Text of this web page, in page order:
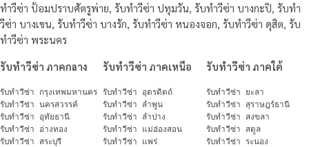
ทำวีซ่า ป้อมปราบศัตรูพ่าย, รับทำวีซ่า ปทุมวัน, รับทำวีซ่า บางกะปิ, รับทำ
วีซ่า บางเขน, รับทำวีซ่า บางรัก, รับทำวีซ่า หนองจอก, รับทำวีซ่า ดุสิต, รับ
ทำวีซ่า พระนคร
รับทำวีซ่า ภาคกลาง
รับทำวีซ่า กรุงเทพมหานคร
รับทำวีซ่า นครสวรรค์
รับทำวีซ่า อุทัยธานี
รับทำวีซ่า อ่างทอง
รับทำวีซ่า สระบุรี
รับทำวีซ่า ภาคเหนือ
รับทำวีซ่า อุตรดิตถ์
รับทำวีซ่า ลำพูน
รับทำวีซ่า ลำปาง
รับทำวีซ่า แม่ฮ่องสอน
รับทำวีซ่า แพร่
รับทำวีซ่า ภาคใต้
รับทำวีซ่า ยะลา
รับทำวีซ่า สุราษฎร์ธานี
รับทำวีซ่า สงขลา
รับทำวีซ่า สตูล
รับทำวีซ่า ระนอง